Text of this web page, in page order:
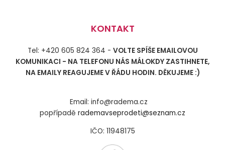
KONTAKT
Tel: +420 605 824 364 - VOLTE SPÍŠE EMAILOVOU
KOMUNIKACI - NA TELEFONU NÁS MÁLOKDY ZASTIHNETE,
NA EMAILY REAGUJEME V ŘÁDU HODIN. DĚKUJEME :)
Email: info@radema.cz
popřípadě rademavseprodeti@seznam.cz
IČO: 11948175